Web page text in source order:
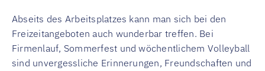
Abseits des Arbeitsplatzes kann man sich bei den
Freizeitangeboten auch wunderbar treffen. Bei
Firmenlauf, Sommerfest und wöchentlichem Volleyball
sind unvergessliche Erinnerungen, Freundschaften und